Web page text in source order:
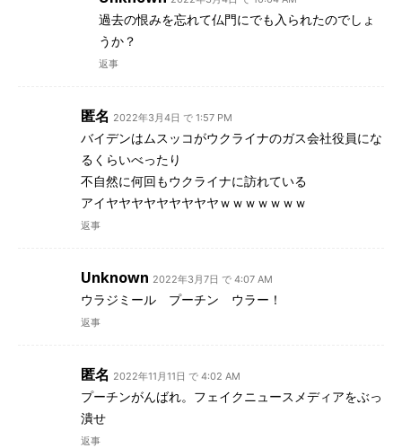
過去の恨みを忘れて仏門にでも入られたのでしょ
うか？
返事
匿名 2022年3月4日 で 1:57 PM
バイデンはムスッコがウクライナのガス会社役員にな
るくらいべったり
不自然に何回もウクライナに訪れている
アイヤヤヤヤヤヤヤヤヤｗｗｗｗｗｗｗ
返事
Unknown 2022年3月7日 で 4:07 AM
ウラジミール プーチン ウラー！
返事
匿名 2022年11月11日 で 4:02 AM
プーチンがんばれ。フェイクニュースメディアをぶっ
潰せ
返事